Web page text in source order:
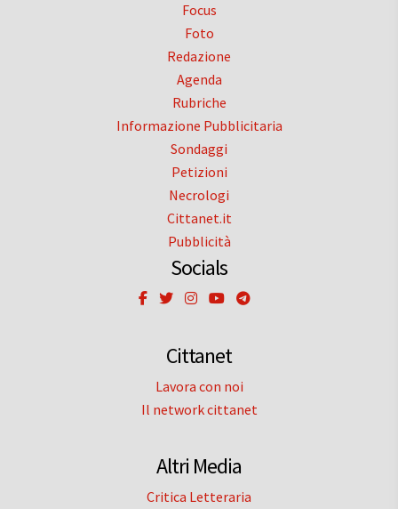
Focus
Foto
Redazione
Agenda
Rubriche
Informazione Pubblicitaria
Sondaggi
Petizioni
Necrologi
Cittanet.it
Pubblicità
Socials
Cittanet
Lavora con noi
Il network cittanet
Altri Media
Critica Letteraria